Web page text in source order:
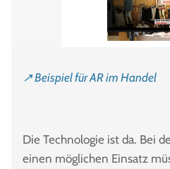
↗ Beispiel für AR im Handel
Die Technologie ist da. Bei
einen möglichen Einsatz